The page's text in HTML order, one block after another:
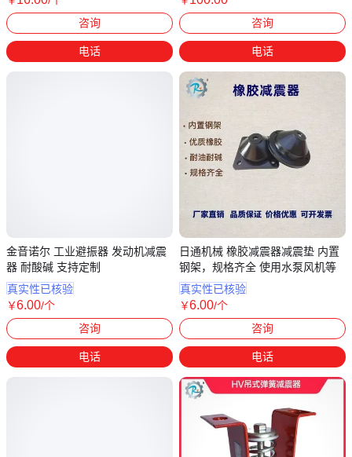
咨询
电话
金音诺尔 工业避振器 发动机减震
器 耐酸碱 支持定制
真实性已核验
￥6.00/个
咨询
电话
咨询
电话
日通机械 橡胶减震器减震垫 内置
钢架，规格齐全 使用水泵风机等
真实性已核验
￥6.00/个
咨询
电话